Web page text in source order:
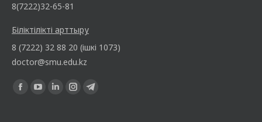
8(7222)32-65-81
Біліктілікті арттыру
8 (7222) 32 88 20 (ішкі 1073)
doctor@smu.edu.kz
Find us on: